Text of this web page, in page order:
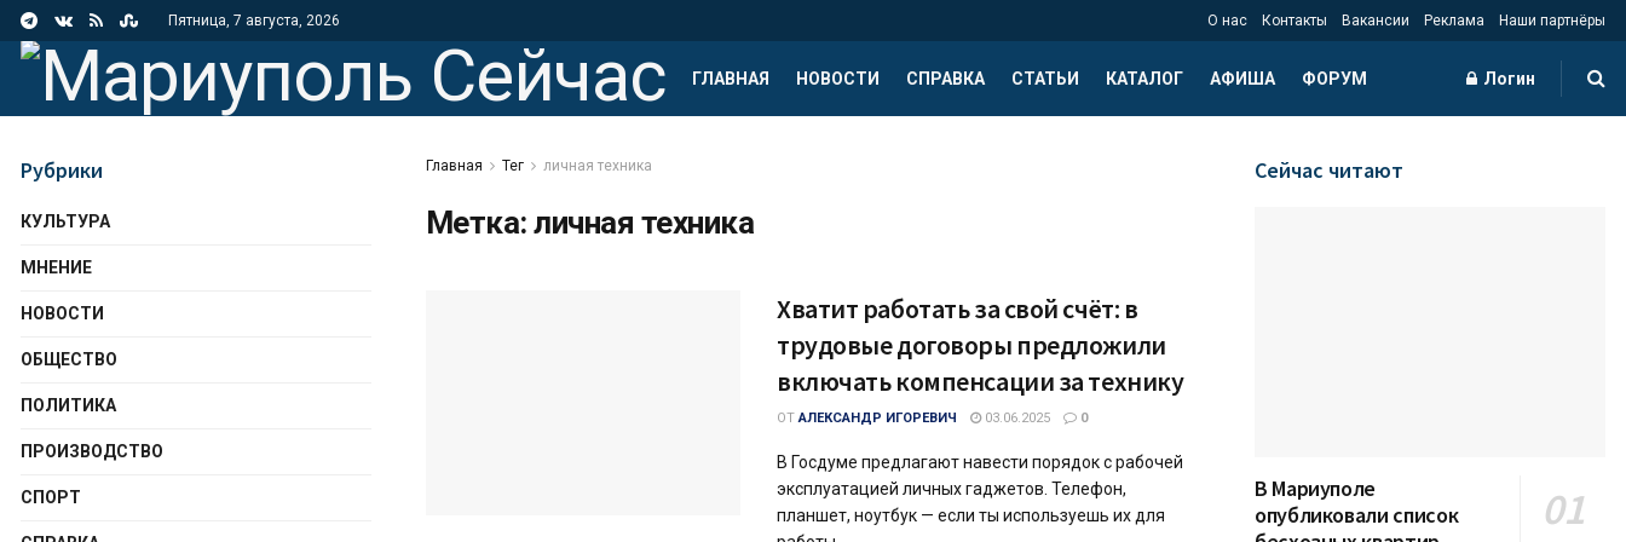
Пятница, 7 августа, 2026 О нас Контакты Вакансии Реклама Наши партнёры
ГЛАВНАЯ НОВОСТИ СПРАВКА СТАТЬИ КАТАЛОГ АФИША ФОРУМ Логин
Главная Тег личная техника
Метка:личная техника
Хватит работать за свой счёт: в
трудовые договоры предложили
включать компенсации за технику
ОТ АЛЕКСАНДР ИГОРЕВИЧ 03.06.2025 0
В Госдуме предлагают навести порядок с рабочей
эксплуатацией личных гаджетов. Телефон,
планшет, ноутбук — если ты используешь их для
Рубрики
КУЛЬТУРА
МНЕНИЕ
НОВОСТИ
ОБЩЕСТВО
ПОЛИТИКА
ПРОИЗВОДСТВО
СПОРТ
Сейчас читают
В Мариуполе
опубликовали список